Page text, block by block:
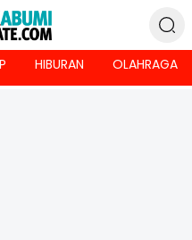
HIBURAN OLAHRAGA